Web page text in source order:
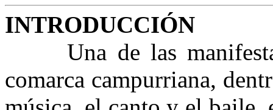
INTRODUCCIÓN
Una de las
comarca campurriana,